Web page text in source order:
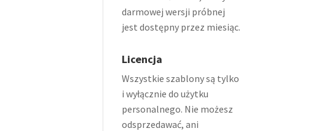
darmowej wersji próbnej
jest dostępny przez miesiąc.
Licencja
Wszystkie szablony są tylko
i wyłącznie do użytku
personalnego. Nie możesz
odsprzedawać, ani